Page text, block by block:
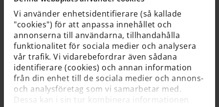
Vi använder enhetsidentifierare (så kallade
"cookies") för att anpassa innehållet och
annonserna till användarna, tillhandahålla
funktionalitet för sociala medier och analysera
vår trafik. Vi vidarebefordrar även sådana
identifierare (cookies) och annan information
från din enhet till de sociala medier och annons-
och analysföretag som vi samarbetar med.
Dessa kan i sin tur kombinera informationen
Kungens skepp